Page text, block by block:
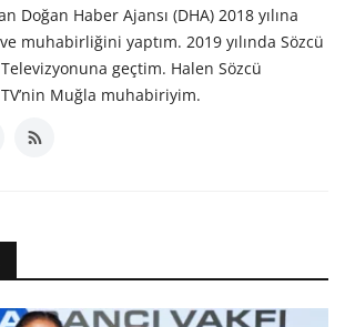
Doğan Haber Ajansı (DHA) 2018 yılına
muhabirliğini yaptım. 2019 yılında Sözcü
geçtim. Halen Sözcü
Muğla muhabiriyim.